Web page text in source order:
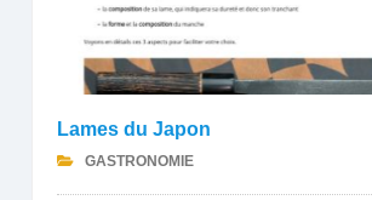
Lames du Japon
GASTRONOMIE